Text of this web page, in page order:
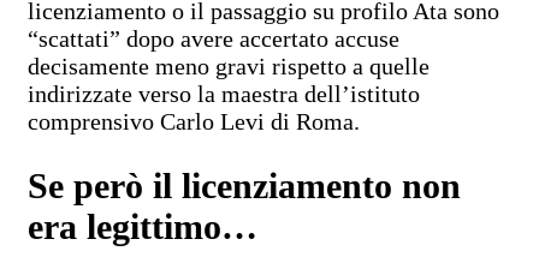
licenziamento o il passaggio su profilo Ata sono
“scattati” dopo avere accertato accuse
decisamente meno gravi rispetto a quelle
indirizzate verso la maestra dell’istituto
comprensivo Carlo Levi di Roma.
Se però il licenziamento non
era legittimo…